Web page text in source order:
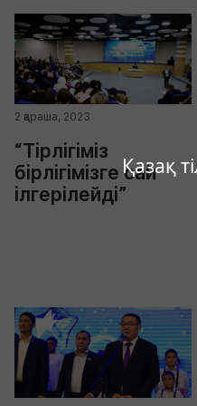
Қазақ
2 қараша, 2023
“Тірлігіміз
бірлігімізге сай
ілгерілейді”